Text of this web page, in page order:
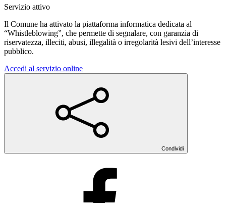
Servizio attivo
Il Comune ha attivato la piattaforma informatica dedicata al
“Whistleblowing”, che permette di segnalare, con garanzia di
riservatezza, illeciti, abusi, illegalità o irregolarità lesivi dell’interesse
pubblico.
Accedi al servizio online
Condividi